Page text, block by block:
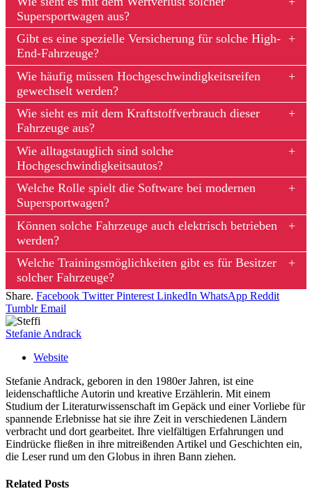
Supersportwagen aus?
Gibt es eine spezielle Versicherung für solche High-
End-Fahrzeuge?
Wie häufig müssen Hochgeschwindigkeitsreifen
gewechselt werden?
Wie sieht es mit dem Kraftstoffverbrauch dieser
Fahrzeuge aus?
Wie alltagstauglich sind solche
Hochgeschwindigkeitsautos?
Welche Rolle spielt die Software bei modernen
Supersportwagen?
Können solche Fahrzeuge auch elektrisch betrieben
werden?
Welche Trainingsmöglichkeiten gibt es für Besitzer
solcher Fahrzeuge?
Share. Facebook Twitter Pinterest LinkedIn WhatsApp Reddit
Tumblr Email
Stefanie Andrack
Website
Stefanie Andrack, geboren in den 1980er Jahren, ist eine
leidenschaftliche Autorin und kreative Erzählerin. Mit einem
Studium der Literaturwissenschaft im Gepäck und einer Vorliebe für
spannende Erlebnisse hat sie ihre Zeit in verschiedenen Ländern
verbracht und dort gearbeitet. Ihre vielfältigen Erfahrungen und
Eindrücke fließen in ihre mitreißenden Artikel und Geschichten ein,
die Leser rund um den Globus in ihren Bann ziehen.
Related Posts